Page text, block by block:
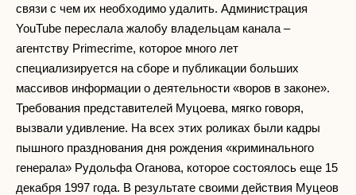
связи с чем их необходимо удалить. Администрация
YouTube переслала жалобу владельцам канала –
агентству Primecrime, которое много лет
специализируется на сборе и публикации больших
массивов информации о деятельности «воров в законе».
Требования представителей Муцоева, мягко говоря,
вызвали удивление. На всех этих роликах были кадры
пышного празднования дня рождения «криминального
генерала» Рудольфа Оганова, которое состоялось еще 15
декабря 1997 года. В результате своими действия Муцеов